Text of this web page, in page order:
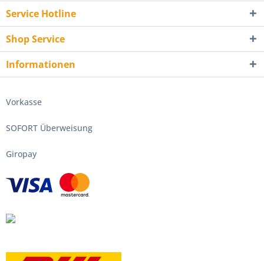
Service Hotline
Shop Service
Informationen
Vorkasse
SOFORT Überweisung
Giropay